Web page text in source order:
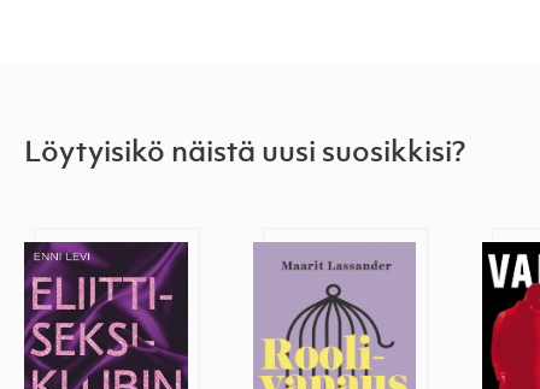
Löytyisikö näistä uusi suosikkisi?
Eliittiseksiklubin päiväkirja